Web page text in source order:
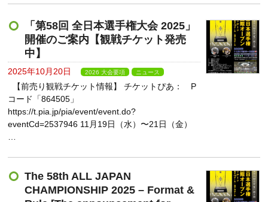
「第58回 全日本選手権大会 2025」
開催のご案内【観戦チケット発売
中】
2025年10月20日 2026 大会要項 ニュース
【前売り観戦チケット情報】 チケットぴあ： P
コード「864505」
https://t.pia.jp/pia/event/event.do?
eventCd=2537946 11月19日（水）〜21日（金）
The 58th ALL JAPAN
CHAMPIONSHIP 2025 – Format &